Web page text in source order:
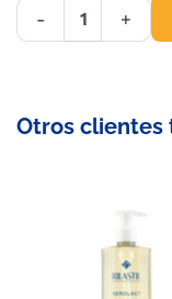
- +
Otros clientes